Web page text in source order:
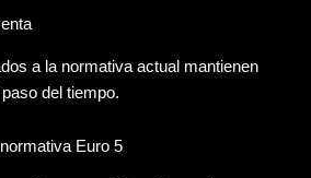
a la normativa actual mantienen
del tiempo.
Euro 5